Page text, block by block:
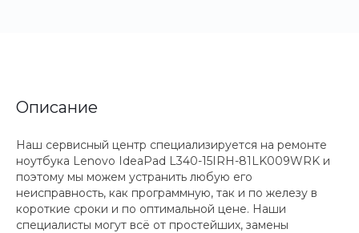
Описание
Наш сервисный центр специализируется на ремонте
ноутбука Lenovo IdeaPad L340-15IRH-81LK009WRK и
поэтому мы можем устранить любую его
неисправность, как программную, так и по железу в
короткие сроки и по оптимальной цене. Наши
специалисты могут всё от простейших, замены